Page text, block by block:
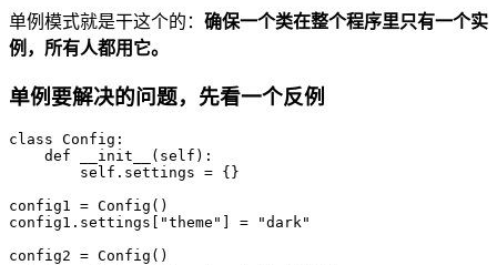
单例模式就是干这个的： 确保一个类在整个程序里只有一个实
例，所有人都用它。
单例要解决的问题，先看一个反例
class Config :
def
__init__ ( self ):
self .settings = {}
config1 = Config()
config1.settings[
"theme" ] =
"dark"